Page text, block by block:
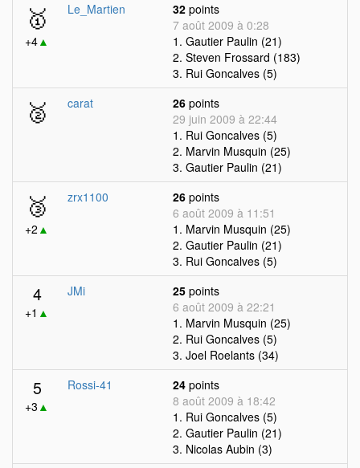
🥇
+4▲
Le_Martien 32 points
7 août 2009 à 0:28
1. Gautier Paulin (21)
2. Steven Frossard (183)
3. Rui Goncalves (5)
🥈 carat 26 points
29 juin 2009 à 22:44
1. Rui Goncalves (5)
2. Marvin Musquin (25)
3. Gautier Paulin (21)
🥉
+2 ▲
zrx1100 26 points
6 août 2009 à 11:51
1. Marvin Musquin (25)
2. Gautier Paulin (21)
3. Rui Goncalves (5)
4
+1 ▲
JMi 25 points
6 août 2009 à 22:21
1. Marvin Musquin (25)
2. Rui Goncalves (5)
3. Joel Roelants (34)
5
+3 ▲
Rossi-41 24 points
8 août 2009 à 18:42
1. Rui Goncalves (5)
2. Gautier Paulin (21)
3. Nicolas Aubin (3)